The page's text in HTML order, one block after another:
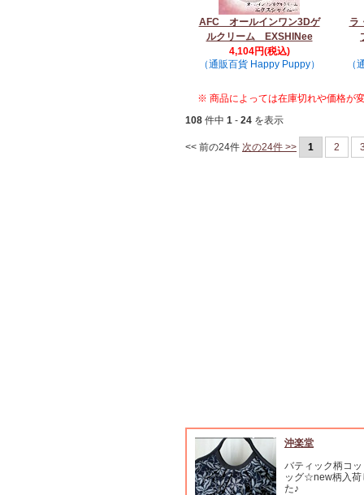
AFC オールインワン3Dゲ
ルクリーム EXSHINee
4,104円(税込)
（通販百貨 Happy Puppy）
ラ
（
※ 商品によっては在庫切れや価格が
108 件中 1 - 24 を表示
<< 前の24件 次の24件 >> 1 2
沖楽堂
バティック柄コ
ッグ☆new柄入荷
た♪